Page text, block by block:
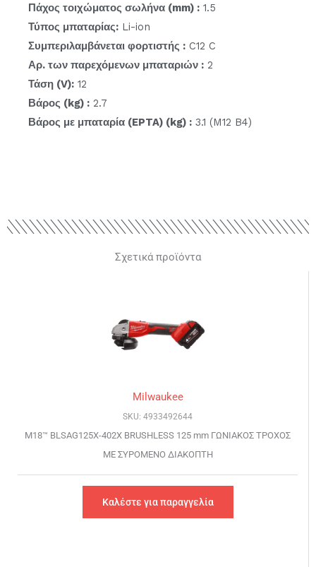
Πάχος τοιχώματος σωλήνα (mm) : 1.5
Τύπος μπαταρίας: Li-ion
Συμπεριλαμβάνεται φορτιστής : C12 C
Αρ. των παρεχόμενων μπαταριών : 2
Τάση (V): 12
Βάρος (kg) : 2.7
Βάρος με μπαταρία (EPTA) (kg) : 3.1 (M12 B4)
Σχετικά προϊόντα
Milwaukee
SKU: 4933492644
M18™ BLSAG125X-402X BRUSHLESS 125 mm ΓΩΝΙΑΚΟΣ ΤΡΟΧΟΣ
ΜΕ ΣΥΡΟΜΕΝΟ ΔΙΑΚΟΠΤΗ
Καλέστε για παραγγελία